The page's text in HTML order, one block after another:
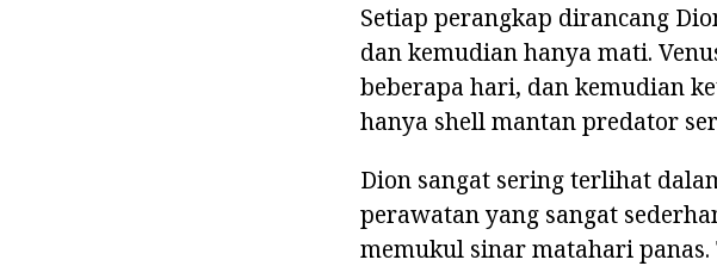
Setiap perangkap dirancang
dan kemudian hanya mati.
beberapa hari, dan kemudian
hanya shell mantan predator
Dion sangat sering terlihat
perawatan yang sangat
memukul sinar matahari